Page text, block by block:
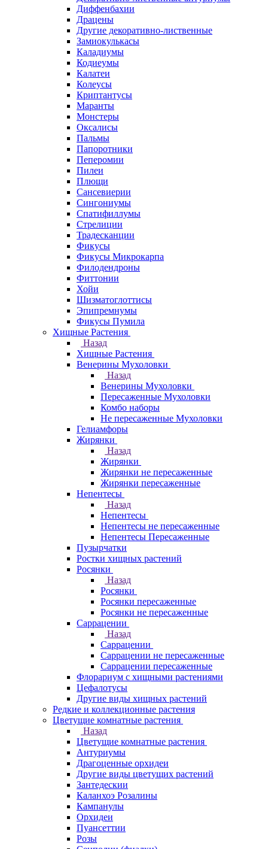
Диффенбахии
Драцены
Другие декоративно-лиственные
Замиокулькасы
Каладиумы
Кодиеумы
Калатеи
Колеусы
Криптантусы
Маранты
Монстеры
Оксалисы
Пальмы
Папоротники
Пеперомии
Пилеи
Плющи
Сансевиерии
Сингониумы
Спатифиллумы
Стрелиции
Традесканции
Фикусы
Фикусы Микрокарпа
Филодендроны
Фиттонии
Хойи
Шизматоглоттисы
Эпипремнумы
Фикусы Пумила
Хищные Растения
Назад
Хищные Растения
Венерины Мухоловки
Назад
Венерины Мухоловки
Пересаженные Мухоловки
Комбо наборы
Не пересаженные Мухоловки
Гелиамфоры
Жирянки
Назад
Жирянки
Жирянки не пересаженные
Жирянки пересаженные
Непентесы
Назад
Непентесы
Непентесы не пересаженные
Непентесы Пересаженные
Пузырчатки
Ростки хищных растений
Росянки
Назад
Росянки
Росянки пересаженные
Росянки не пересаженные
Саррацении
Назад
Саррацении
Саррацении не пересаженные
Саррацении пересаженные
Флорариум с хищными растениями
Цефалотусы
Другие виды хищных растений
Редкие и коллекционные растения
Цветущие комнатные растения
Назад
Цветущие комнатные растения
Антуриумы
Драгоценные орхидеи
Другие виды цветущих растений
Зантедескии
Каланхоэ Розалины
Кампанулы
Орхидеи
Пуансеттии
Розы